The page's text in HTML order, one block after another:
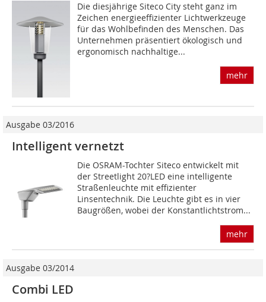
Die diesjährige Siteco City steht ganz im
Zeichen energieeffizienter Lichtwerkzeuge
für das Wohlbefinden des Menschen. Das
Unternehmen präsentiert ökologisch und
ergonomisch nachhaltige...
mehr
Ausgabe 03/2016
Intelligent vernetzt
Die OSRAM-Tochter Siteco entwickelt mit
der Streetlight 20?LED eine intelligente
Straßenleuchte mit effizienter
Linsentechnik. Die Leuchte gibt es in vier
Baugrößen, wobei der Konstantlichtstrom...
mehr
Ausgabe 03/2014
Combi LED